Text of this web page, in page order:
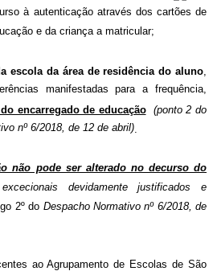
à autenticação através dos cartões de
e da criança a matricular;
escola da área de residência do aluno
manifestadas para a frequência,
encarregado de educação (ponto 2 do
nº 6/2018, de 12 de abril)
não pode ser alterado no decurso do
devidamente justificados e
2º do Despacho Normativo nº 6/2018, de
ao Agrupamento de Escolas de São